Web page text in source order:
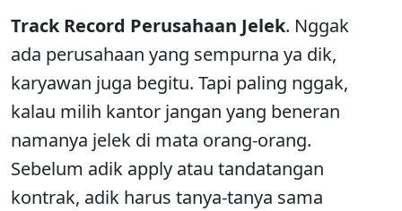
Track Record Perusahaan Jelek. Nggak
ada perusahaan yang sempurna ya dik,
karyawan juga begitu. Tapi paling nggak,
kalau milih kantor jangan yang beneran
namanya jelek di mata orang-orang.
Sebelum adik apply atau tandatangan
kontrak, adik harus tanya-tanya sama